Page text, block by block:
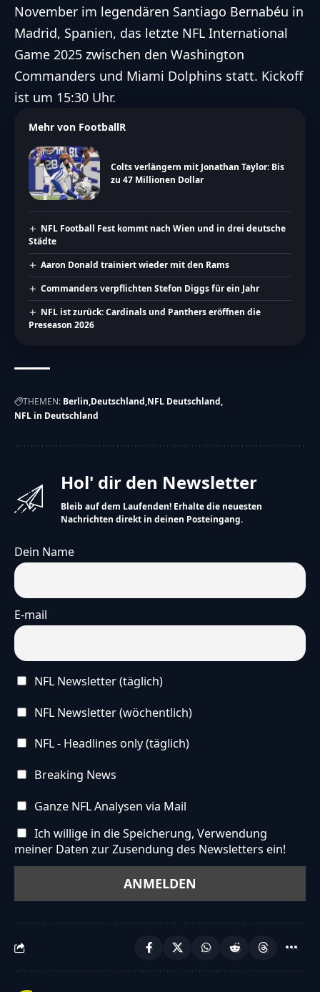
November im legendären Santiago Bernabéu in
Madrid, Spanien, das letzte NFL International
Game 2025 zwischen den Washington
Commanders und Miami Dolphins statt. Kickoff
ist um 15:30 Uhr.
Mehr von FootballR
Colts verlängern mit Jonathan Taylor: Bis
zu 47 Millionen Dollar
NFL Football Fest kommt nach Wien und in drei deutsche
Städte
Aaron Donald trainiert wieder mit den Rams
Commanders verpflichten Stefon Diggs für ein Jahr
NFL ist zurück: Cardinals und Panthers eröffnen die
Preseason 2026
THEMEN: Berlin Deutschland NFL Deutschland
NFL in Deutschland
Hol' dir den Newsletter
Bleib auf dem Laufenden! Erhalte die neuesten
Nachrichten direkt in deinen Posteingang.
Dein Name
E-mail
NFL Newsletter (täglich)
NFL Newsletter (wöchentlich)
NFL - Headlines only (täglich)
Breaking News
Ganze NFL Analysen via Mail
Ich willige in die Speicherung, Verwendung
meiner Daten zur Zusendung des Newsletters ein!